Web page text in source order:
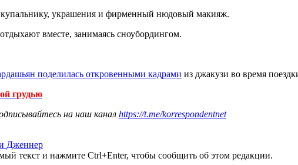
украшения и фирменный нюдовый макияж.
вместе, занимаясь сноубордингом.
поделилась откровенными кадрами из джакузи во время
грудью
на наш канал https://t.me/korrespondentnet
Дженнер
текст и нажмите Ctrl+Enter, чтобы сообщить об этом редакции.